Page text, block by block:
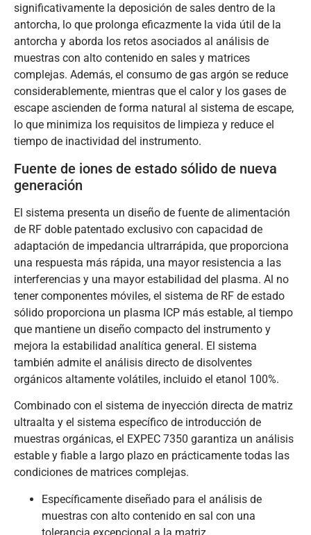
significativamente la deposición de sales dentro de la
antorcha, lo que prolonga eficazmente la vida útil de la
antorcha y aborda los retos asociados al análisis de
muestras con alto contenido en sales y matrices
complejas. Además, el consumo de gas argón se reduce
considerablemente, mientras que el calor y los gases de
escape ascienden de forma natural al sistema de escape,
lo que minimiza los requisitos de limpieza y reduce el
tiempo de inactividad del instrumento.
Fuente de iones de estado sólido de nueva
generación
El sistema presenta un diseño de fuente de alimentación
de RF doble patentado exclusivo con capacidad de
adaptación de impedancia ultrarrápida, que proporciona
una respuesta más rápida, una mayor resistencia a las
interferencias y una mayor estabilidad del plasma. Al no
tener componentes móviles, el sistema de RF de estado
sólido proporciona un plasma ICP más estable, al tiempo
que mantiene un diseño compacto del instrumento y
mejora la estabilidad analítica general. El sistema
también admite el análisis directo de disolventes
orgánicos altamente volátiles, incluido el etanol 100%.
Combinado con el sistema de inyección directa de matriz
ultraalta y el sistema específico de introducción de
muestras orgánicas, el EXPEC 7350 garantiza un análisis
estable y fiable a largo plazo en prácticamente todas las
condiciones de matrices complejas.
Específicamente diseñado para el análisis de
muestras con alto contenido en sal con una
tolerancia excepcional a la matriz